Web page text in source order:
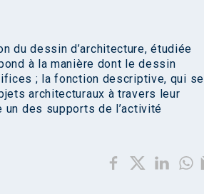
du dessin d’architecture, étudiée
à la manière dont le dessin
; la fonction descriptive, qui se
architecturaux à travers leur
des supports de l’activité